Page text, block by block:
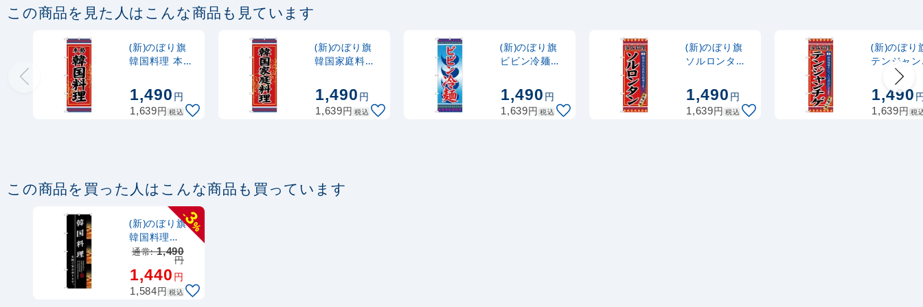
(30537BLK)
注水型マルチのぼりスタンド
20L
税込 カゴへ
この商品を見た人はこんな商品も見ています
(新)のぼり旗
韓国料理 本格
1,490円
1,639円 税込
(新)のぼり旗
韓国家庭料理
1,490円
1,639円 税込
(新)のぼり旗
ビビン冷麺
1,490円
1,639円 税込
(新)のぼり旗
ソルロンタン
1,490円
1,639円 税込
(新)のぼり
テンジャ
ゲ (SNB-
3840)
1,490
1,639円 税
この商品を買った人はこんな商品も買っています
-
3
%
(新)のぼり旗
韓国料理
(SNB-3213)
通常:1,490
円
1,440円
1,584円 税込